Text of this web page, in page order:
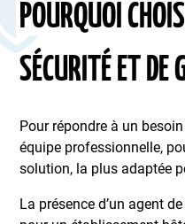
POURQUOI
SÉCURITÉ ET DE
Pour répondre à un
équipe professionnelle,
solution, la plus adaptée
La présence d’un agent